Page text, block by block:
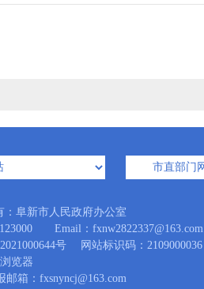
阜新市人民政府办公室
Email：fxnw2822337@163.com
号 网站标识码：2109000036
览器
邮箱：fxsnyncj@163.com